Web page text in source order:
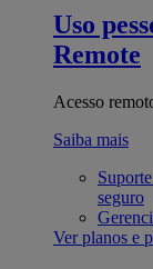
Uso
Remote
Acesso
Saiba mais
seguro
Ver planos e